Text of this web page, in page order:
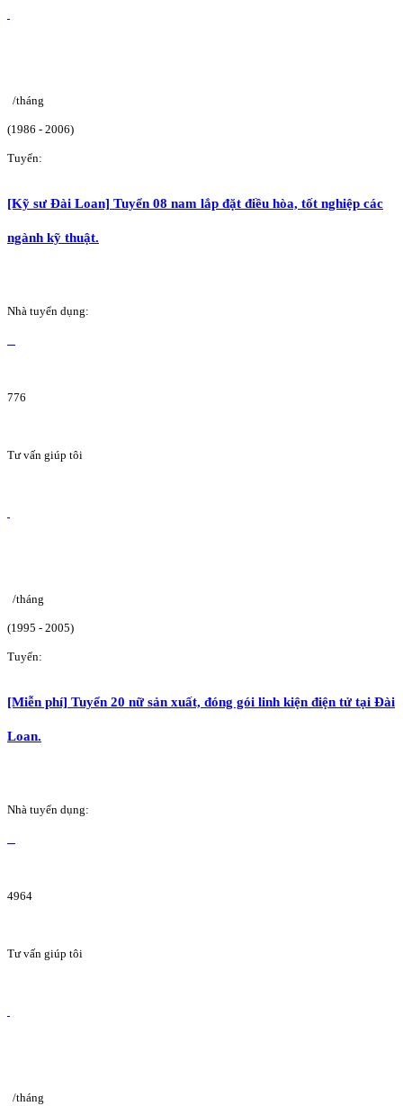
/tháng
(1986 - 2006)
Tuyển:
[Kỹ sư Đài Loan] Tuyển 08 nam lắp đặt điều hòa, tốt nghiệp các
ngành kỹ thuật.
Nhà tuyển dụng:
776
Tư vấn giúp tôi
/tháng
(1995 - 2005)
Tuyển:
[Miễn phí] Tuyển 20 nữ sản xuất, đóng gói linh kiện điện tử tại Đài
Loan.
Nhà tuyển dụng:
4964
Tư vấn giúp tôi
/tháng